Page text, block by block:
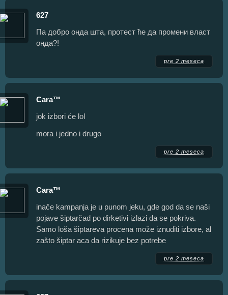
627
Па добро онда шта, протест ће да промени власт
онда?!
pre 2 meseca
Cara™
jok izbori će lol
mora i jedno i drugo
pre 2 meseca
Cara™
inače kampanja je u punom jeku, gde god da se naši
pojave šiptarčad po dirketivi izlazi da se pokriva.
Samo loša šiptareva procena može iznuditi izbore, al
zašto šiptar aca da rizikuje bez potrebe
pre 2 meseca